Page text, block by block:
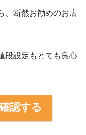
、断然お勧めのお店
段設定もとても良心
認する